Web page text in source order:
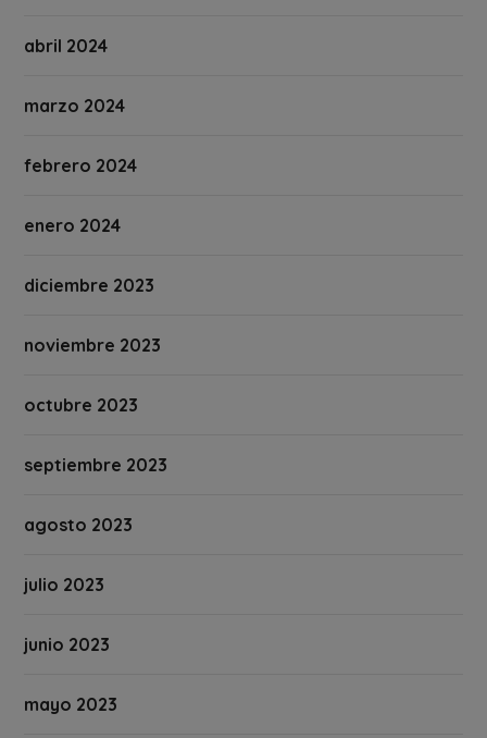
abril 2024
marzo 2024
febrero 2024
enero 2024
diciembre 2023
noviembre 2023
octubre 2023
septiembre 2023
agosto 2023
julio 2023
junio 2023
mayo 2023